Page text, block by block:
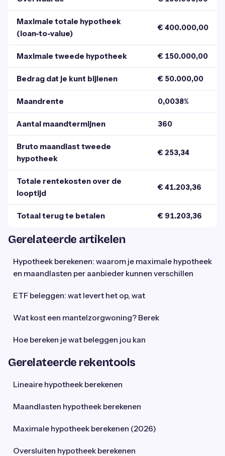
Maximale totale hypotheek
(loan-to-value)
€ 400.000,00
Maximale tweede hypotheek € 150.000,00
Bedrag dat je kunt bijlenen € 50.000,00
Maandrente 0,0038%
Aantal maandtermijnen 360
Bruto maandlast tweede
hypotheek
€ 253,34
Totale rentekosten over de
looptijd
€ 41.203,36
Totaal terug te betalen € 91.203,36
Gerelateerde artikelen
Hypotheek berekenen: waarom je maximale hypotheek
en maandlasten per aanbieder kunnen verschillen
ETF beleggen: wat levert het op, wat
Wat kost een mantelzorgwoning? Berek
Hoe bereken je wat beleggen jou kan
Gerelateerde rekentools
Lineaire hypotheek berekenen
Maandlasten hypotheek berekenen
Maximale hypotheek berekenen (2026)
Oversluiten hypotheek berekenen